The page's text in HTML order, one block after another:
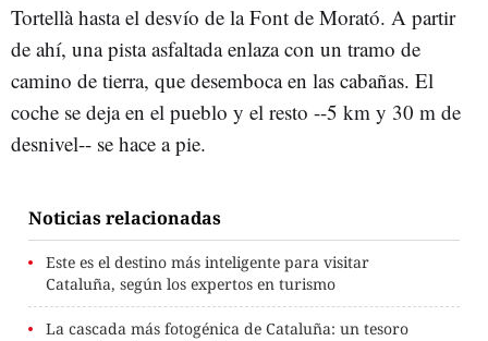
Tortellà hasta el desvío de la Font de Morató. A partir
de ahí, una pista asfaltada enlaza con un tramo de
camino de tierra, que desemboca en las cabañas. El
coche se deja en el pueblo y el resto --5 km y 30 m de
desnivel-- se hace a pie.
Noticias relacionadas
Este es el destino más inteligente para visitar
Cataluña, según los expertos en turismo
La cascada más fotogénica de Cataluña: un tesoro